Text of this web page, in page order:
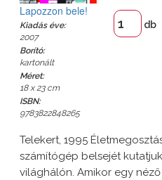
Lapozzon bele!
Kiadás éve:
2007
Borító:
kartonált
Méret:
18 x 23 cm
ISBN:
9783822848265
db
Telekert, 1995
számítógép belsejét
világhálón. Amikor egy